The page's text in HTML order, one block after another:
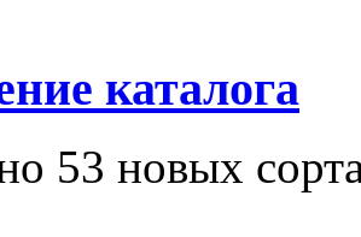
каталога
53 новых